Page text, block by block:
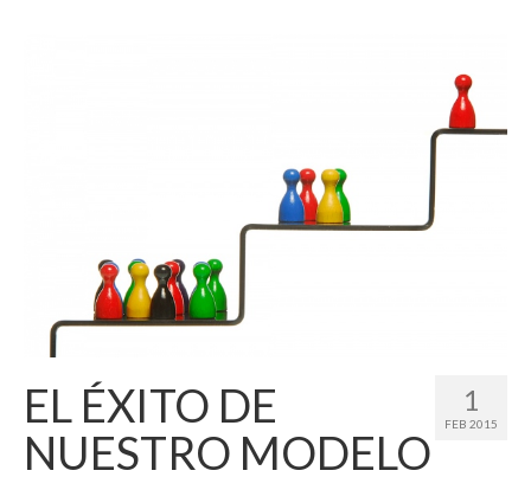
Talento Directivo
Contacto
1
FEB 2015
EL ÉXITO DE
NUESTRO MODELO